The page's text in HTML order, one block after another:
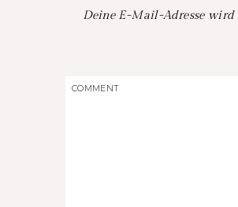
Deine E-Mail-Adresse